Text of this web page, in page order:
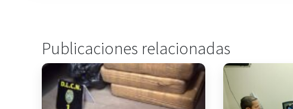
Publicaciones relacionadas